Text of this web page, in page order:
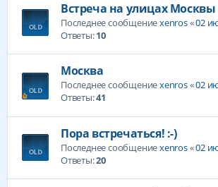
Встреча на улицах Москвы
Последнее сообщениеxenros«02
Ответы:10
Москва
Последнее сообщениеxenros«02
Ответы:41
Пора встречаться! :-)
Последнее сообщениеxenros«02
Ответы:20